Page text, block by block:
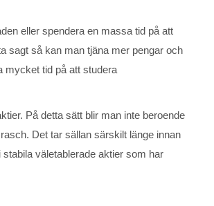
eller spendera en massa tid på att
sagt så kan man tjäna mer pengar och
mycket tid på att studera
På detta sätt blir man inte beroende
Det tar sällan särskilt länge innan
väletablerade aktier som har